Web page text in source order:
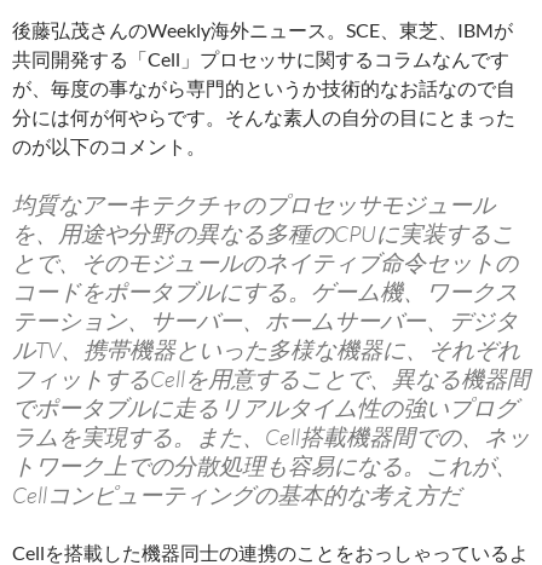
後藤弘茂さんのWeekly海外ニュース。SCE、東芝、IBMが
共同開発する「Cell」プロセッサに関するコラムなんです
が、毎度の事ながら専門的というか技術的なお話なので自
分には何が何やらです。そんな素人の自分の目にとまった
のが以下のコメント。
均質なアーキテクチャのプロセッサモジュール
を、用途や分野の異なる多種のCPUに実装するこ
とで、そのモジュールのネイティブ命令セットの
コードをポータブルにする。ゲーム機、ワークス
テーション、サーバー、ホームサーバー、デジタ
ルTV、携帯機器といった多様な機器に、それぞれ
フィットするCellを用意することで、異なる機器間
でポータブルに走るリアルタイム性の強いプログ
ラムを実現する。また、Cell搭載機器間での、ネッ
トワーク上での分散処理も容易になる。これが、
Cellコンピューティングの基本的な考え方だ
Cellを搭載した機器同士の連携のことをおっしゃっているよ